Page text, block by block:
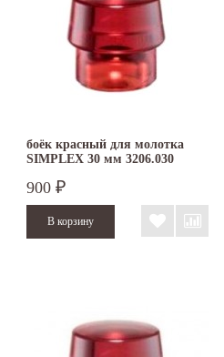
боёк красный для молотка
SIMPLEX 30 мм 3206.030
900 ₽